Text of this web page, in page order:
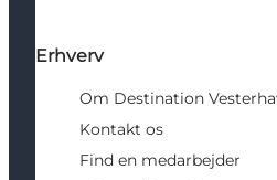
Erhverv
Om Destination
Kontakt os
Find en medarbejder